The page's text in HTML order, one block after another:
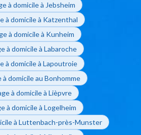
à domicile à Jebsheim
à domicile à Katzenthal
à domicile à Kunheim
à domicile à Labaroche
à domicile à Lapoutroie
à domicile au Bonhomme
à domicile à Lièpvre
à domicile à Logelheim
à Luttenbach-près-Munster